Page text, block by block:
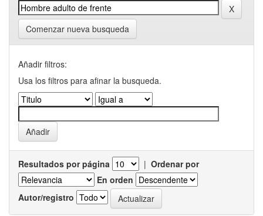
Comenzar nueva busqueda
Añadir filtros:
Usa los filtros para afinar la busqueda.
Resultados por página | Ordenar por
En orden
Autor/registro